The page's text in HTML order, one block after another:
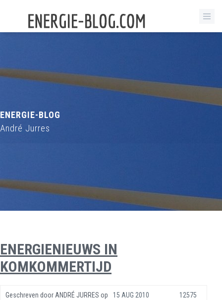
ENERGIE-BLOG
André Jurres
ENERGIENIEUWS IN
KOMKOMMERTIJD
Geschreven door ANDRÉ JURRES op 15 AUG 2010
12575